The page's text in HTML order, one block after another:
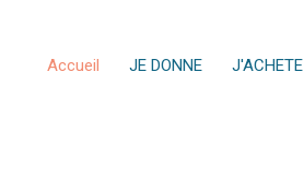
Accueil JE DONNE J'ACHETE